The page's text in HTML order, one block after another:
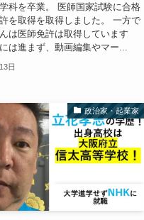
科を卒業。 医師国家試験に合格
を取得を取得しました。 一方で
は医師免許は取得しています
は進まず、動画編集やマー...
日
政治家・起業家